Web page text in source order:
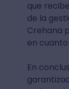
que
de la
Crehana
en
En